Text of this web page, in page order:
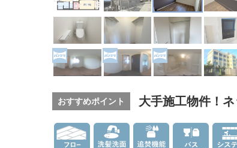
おすすめポイント 大手施工物件！